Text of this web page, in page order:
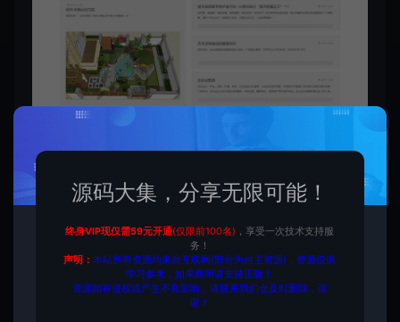
当前内容需要登录后下载
源码大集，分享无限可能！
终身VIP现仅需59元开通(仅限前100名)
，享受一次技术支持服
务！
声明：本站所有资源均来自互联网(部分为自主资源)，资源仅供
学习参考，如果商用请支持正版！
资源如有侵权或产生不良影响，请联系我们会及时删除，谢
谢！